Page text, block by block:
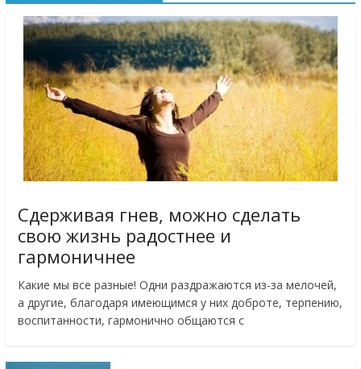
Сдерживая гнев, можно сделать
свою жизнь радостнее и
гармоничнее
Какие мы все разные! Одни раздражаются из-за мелочей,
а другие, благодаря имеющимся у них доброте, терпению,
воспитанности, гармонично общаются с